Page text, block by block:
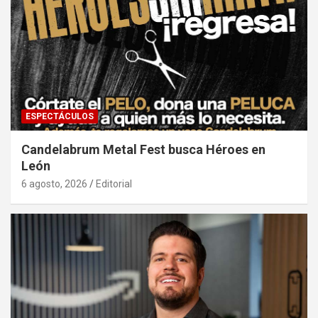
ESPECTÁCULOS
Candelabrum Metal Fest busca Héroes en
León
6 agosto, 2026 Editorial